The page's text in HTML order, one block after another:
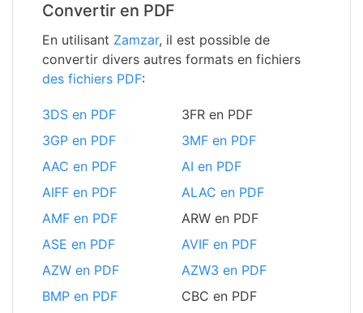
Convertir en PDF
En utilisant Zamzar, il est possible de
convertir divers autres formats en fichiers
des fichiers PDF:
3DS en PDF
3FR en PDF
3GP en PDF
3MF en PDF
AAC en PDF
AI en PDF
AIFF en PDF
ALAC en PDF
AMF en PDF
ARW en PDF
ASE en PDF
AVIF en PDF
AZW en PDF
AZW3 en PDF
BMP en PDF
CBC en PDF